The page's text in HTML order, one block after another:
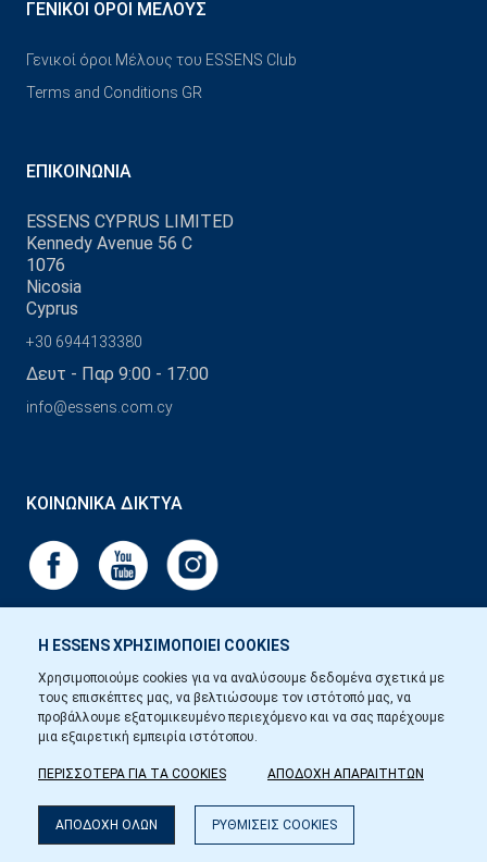
Η ESSENS ΧΡΗΣΙΜΟΠΟΙΕΙ COOKIES
Χρησιμοποιούμε cookies για να αναλύσουμε δεδομένα σχετικά με
τους επισκέπτες μας, να βελτιώσουμε τον ιστότοπό μας, να
προβάλλουμε εξατομικευμένο περιεχόμενο και να σας παρέχουμε
μια εξαιρετική εμπειρία ιστότοπου.
ΠΕΡΙΣΣΟΤΕΡΑ ΓΙΑ ΤΑ COOKIES ΑΠΟΔΟΧΗ ΑΠΑΡΑΙΤΗΤΩΝ
ΑΠΟΔΟΧΗ ΟΛΩΝ ΡΥΘΜΙΣΕΙΣ COOKIES
ΓΕΝΙΚΟΊ ΌΡΟΙ ΜΈΛΟΥΣ
Γενικοί όροι Μέλους του ESSENS Club
Terms and Conditions GR
ΕΠΙΚΟΙΝΩΝΊΑ
ESSENS CYPRUS LIMITED
Kennedy Avenue 56 C
1076
Nicosia
Cyprus
+30 6944133380
Δευτ - Παρ 9:00 - 17:00
info@essens.com.cy
ΚΟΙΝΩΝΙΚΆ ΔΊΚΤΥΑ